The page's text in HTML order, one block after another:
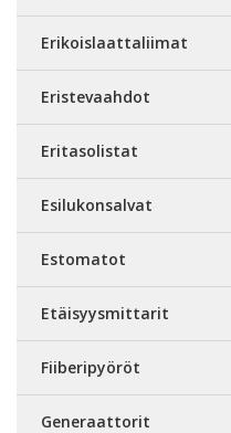
Erikoislaattaliimat
Eristevaahdot
Eritasolistat
Esilukonsalvat
Estomatot
Etäisyysmittarit
Fiiberipyöröt
Generaattorit